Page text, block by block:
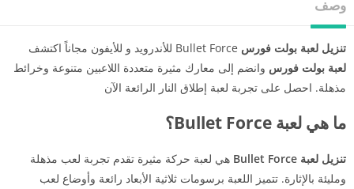
وصف
تنزيل لعبة بولت فورس
لعبة بولت فورس وانضم إلى معارك مثيرة متعددة اللاعبين متنوعة وخرائط
مذهلة. احصل على تجربة لعبة إطلاق النار الرائعة الآن
ما هي لعبة Bullet Force؟
تنزيل لعبة Bullet Force
هي لعبة حركة مثيرة تقدم تجربة لعب مذهلة
ومليئة بالإثارة. تتميز اللعبة برسومات ثلاثية الأبعاد رائعة وأوضاع لعب